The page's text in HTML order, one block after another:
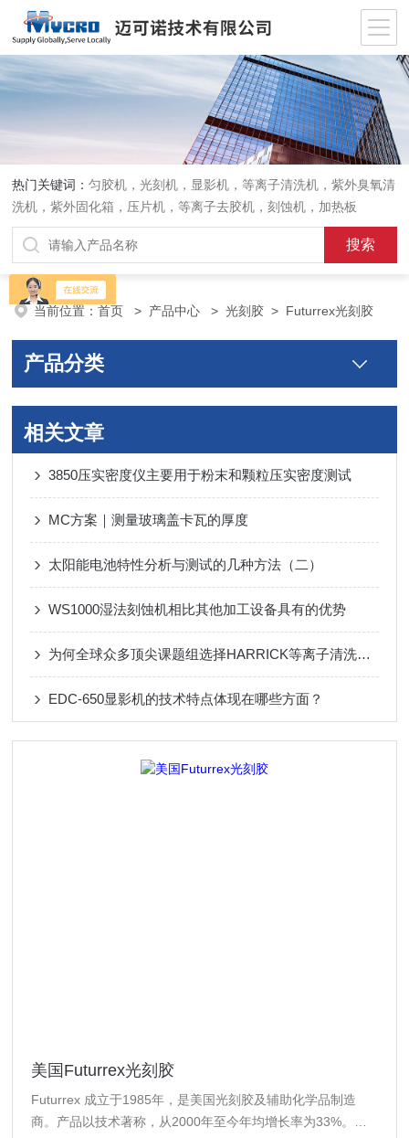
热门关键词：匀胶机，光刻机，显影机，等离子清洗机，紫外臭氧清
洗机，紫外固化箱，压片机，等离子去胶机，刻蚀机，加热板
当前位置：首页 > 产品中心 >光刻胶 > Futurrex光刻胶
产品分类
相关文章
3850压实密度仪主要用于粉末和颗粒压实密度测试
MC方案｜测量玻璃盖卡瓦的厚度
太阳能电池特性分析与测试的几种方法（二）
WS1000湿法刻蚀机相比其他加工设备具有的优势
为何全球众多顶尖课题组选择HARRICK等离子清洗机？
EDC-650显影机的技术特点体现在哪些方面？
美国Futurrex光刻胶
Futurrex 成立于1985年，是美国光刻胶及辅助化学品制造
商。产品以技术著称，从2000年至今年均增长率为33%。主